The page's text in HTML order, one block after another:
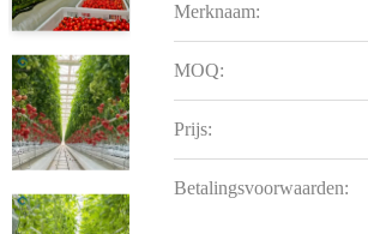
Merknaam:
MOQ:
Prijs:
Betalingsvoorwaarden: